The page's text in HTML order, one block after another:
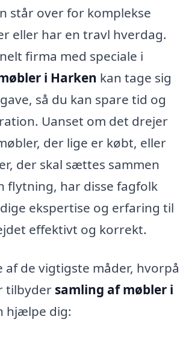
står over for komplekse
eller har en travl hverdag.
firma med speciale i
i Harken kan tage sig
så du kan spare tid og
Uanset om det drejer
der lige er købt, eller
der skal sættes sammen
flytning, har disse fagfolk
ekspertise og erfaring til
effektivt og korrekt.
af de vigtigste måder, hvorpå
tilbyder samling af møbler i
hjælpe dig: